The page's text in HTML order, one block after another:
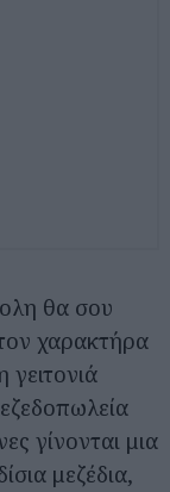
θα σου
χαρακτήρα
γειτονιά
γίνονται μια
μεζέδια,